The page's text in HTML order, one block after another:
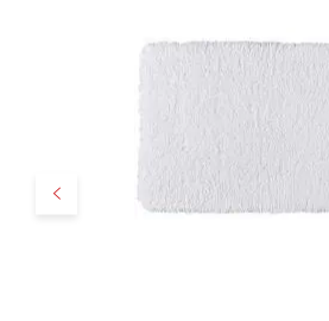
Précédent